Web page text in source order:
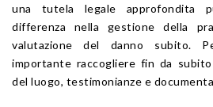
una tutela legale approfondita
differenza nella gestione della
valutazione del danno subito.
importante raccogliere fin da
del luogo, testimonianze e